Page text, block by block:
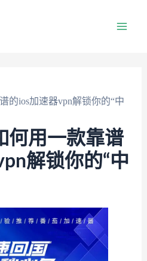
的ios加速器vpn解锁你的“中
何用一款靠谱
解锁你的“中